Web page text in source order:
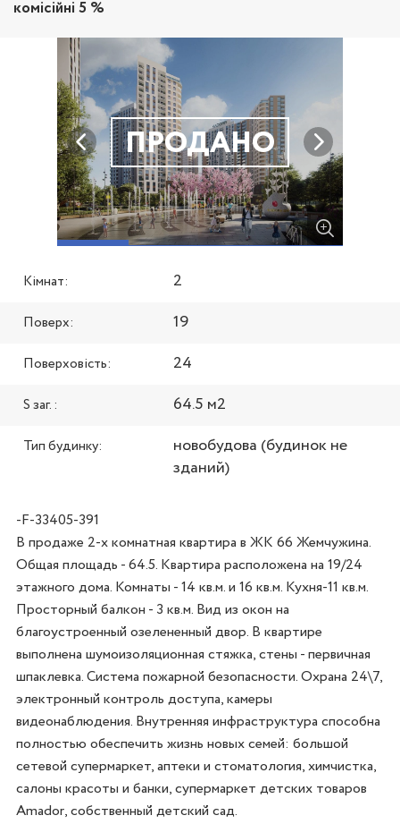
комісійні 5 %
ПРОДАНО
Кімнат: 2
Поверх: 19
Поверховість: 24
S заг. : 64.5 м2
Тип будинку:
новобудова (будинок не
зданий)
-F-33405-391
В продаже 2-х комнатная квартира в ЖК 66 Жемчужина.
Общая площадь - 64.5. Квартира расположена на 19/24
этажного дома. Комнаты - 14 кв.м. и 16 кв.м. Кухня-11 кв.м.
Просторный балкон - 3 кв.м. Вид из окон на
благоустроенный озелененный двор. В квартире
выполнена шумоизоляционная стяжка, стены - первичная
шпаклевка. Система пожарной безопасности. Охрана 24\7,
электронный контроль доступа, камеры
видеонаблюдения. Внутренняя инфраструктура способна
полностью обеспечить жизнь новых семей: большой
сетевой супермаркет, аптеки и стоматология, химчистка,
салоны красоты и банки, супермаркет детских товаров
Amador, собственный детский сад.